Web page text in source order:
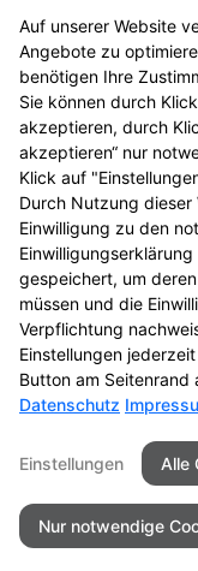
Osteoporose
©
Auf unserer Website
Angebote zu
benötigen Ihre
Sie können durch
akzeptieren, durch
akzeptieren“ nur
Klick auf
Durch Nutzung dieser
Einwilligung zu den
gespeichert, um
müssen und die
Verpflichtung
Einstellungen
Button am Seitenrand
Datenschutz
Einstellungen Alle
Nur notwendige